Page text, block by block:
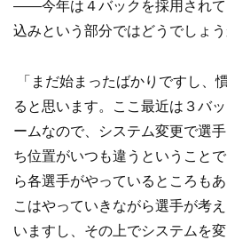
——今年は４バックを採用されて
込みという部分ではどうでしょう
「まだ始まったばかりですし、
ると思います。ここ最近は３バ
ームなので、システム変更で選
ち位置がいつも違うということ
ら各選手がやっているところも
こはやっていきながら選手が考
いますし、その上でシステムを